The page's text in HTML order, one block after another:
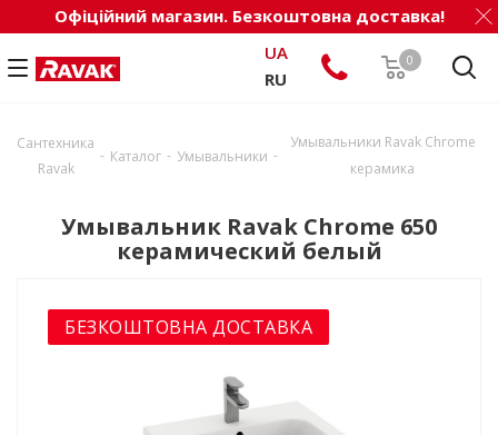
Офіційний магазин. Безкоштовна доставка!
0
UA
RU
Сантехника
Ravak
- Каталог - Умывальники -
Умывальники Ravak Chrome
керамика
Умывальник Ravak Chrome 650
керамический белый
БЕЗКОШТОВНА ДОСТАВКА